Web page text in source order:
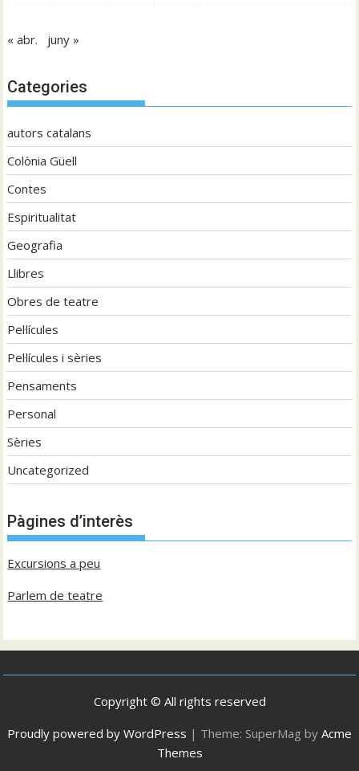
« abr. juny »
Categories
autors catalans
Colònia Güell
Contes
Espiritualitat
Geografia
Llibres
Obres de teatre
Pel·lícules
Pel·lícules i sèries
Pensaments
Personal
Sèries
Uncategorized
Pàgines d’interès
Excursions a peu
Parlem de teatre
Copyright © All rights reserved
Proudly powered by WordPress | Theme: SuperMag by Acme
Themes